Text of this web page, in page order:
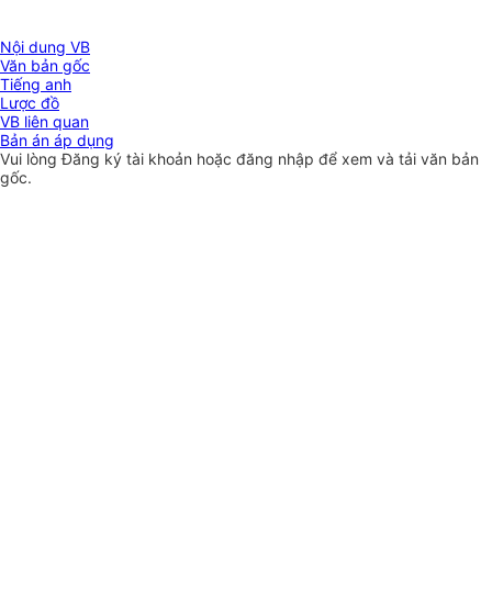
Nội dung VB
Văn bản gốc
Tiếng anh
Lược đồ
VB liên quan
Bản án áp dụng
Vui lòngĐăng ký tài khoản hoặc đăng nhập để xem và tải văn bản
gốc.